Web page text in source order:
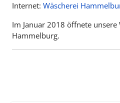
Internet: Wäscherei
Im Januar 2018 öffnete unsere
Hammelburg.